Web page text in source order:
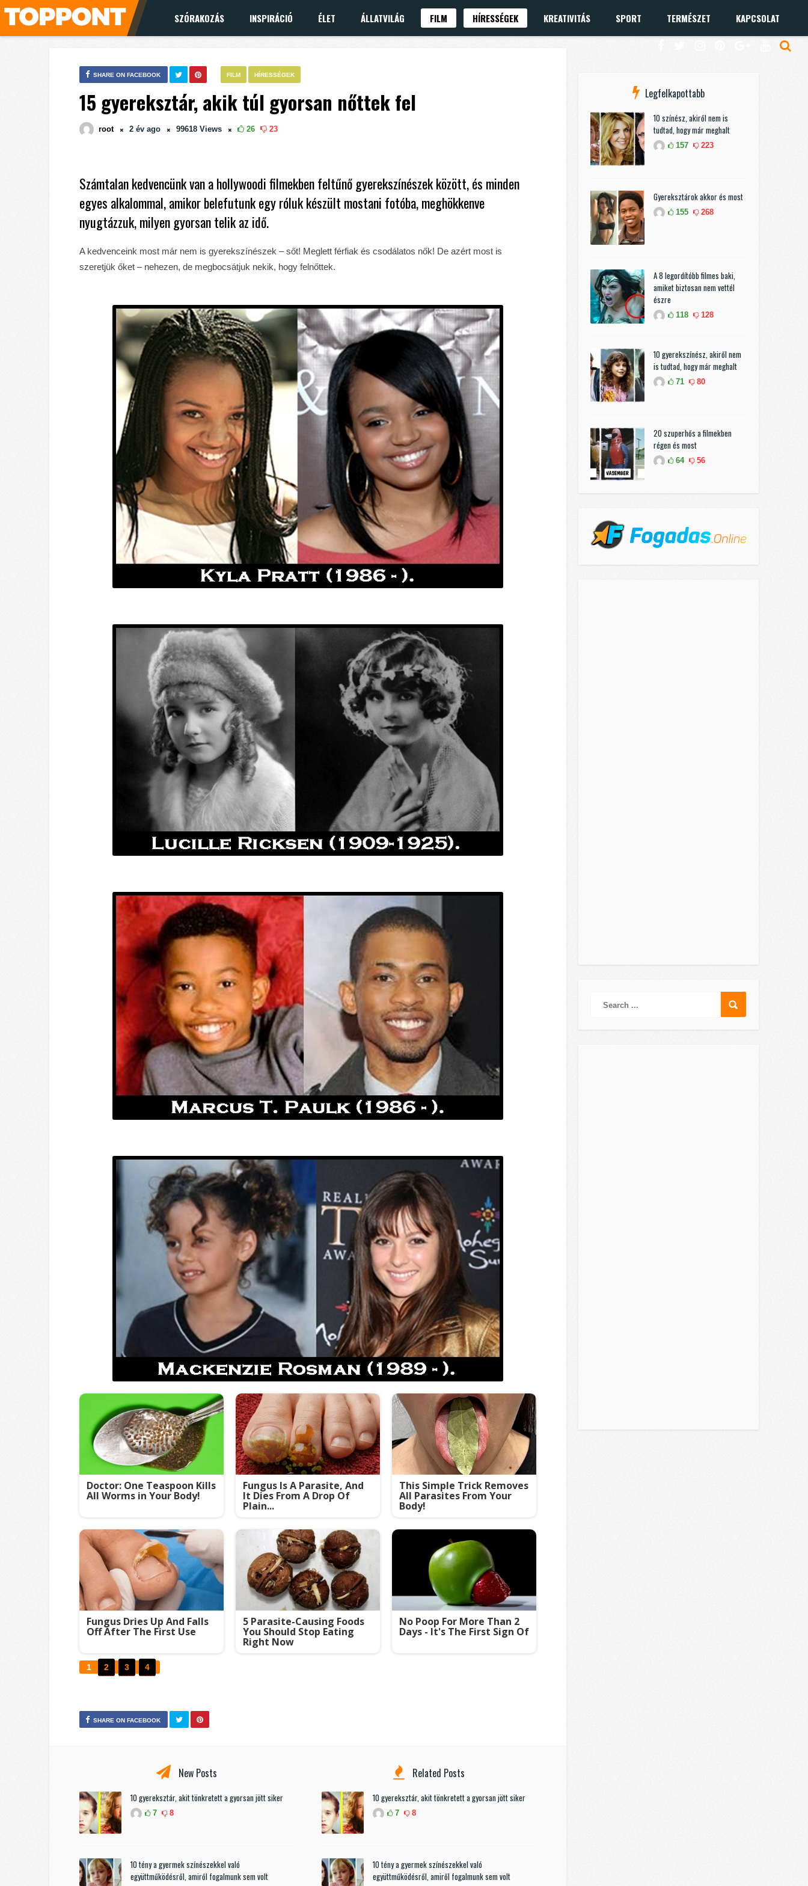
SZÓRAKOZÁS INSPIRÁCIÓ ÉLET ÁLLATVILÁG FILM HÍRESSÉGEK KREATIVITÁS SPORT TERMÉSZET KAPCSOLAT
FILM HÍRESSÉGEK
SHARE ON FACEBOOK
15 gyereksztár, akik túl gyorsan nőttek fel
root 2 év ago 99618 Views 26 23
Számtalan kedvencünk van a hollywoodi filmekben feltűnő gyerekszínészek között, és minden
egyes alkalommal, amikor belefutunk egy róluk készült mostani fotóba, meghökkenve
nyugtázzuk, milyen gyorsan telik az idő.
A kedvenceink most már nem is gyerekszínészek – sőt! Meglett férfiak és csodálatos nők! De azért most is
szeretjük őket – nehezen, de megbocsátjuk nekik, hogy felnőttek.
Doctor: One Teaspoon Kills
All Worms in Your Body!
Fungus Is A Parasite, And
It Dies From A Drop Of
Plain...
This Simple Trick Removes
All Parasites From Your
Body!
Fungus Dries Up And Falls
Off After The First Use
5 Parasite-Causing Foods
You Should Stop Eating
Right Now
No Poop For More Than 2
Days - It's The First Sign Of
1 2 3 4
SHARE ON FACEBOOK
New Posts
10 gyereksztár, akit tönkretett a gyorsan jött siker
7 8
10 tény a gyermek színészekkel való
együttműködésről, amiről fogalmunk sem volt
Related Posts
10 gyereksztár, akit tönkretett a gyorsan jött siker
7 8
10 tény a gyermek színészekkel való
együttműködésről, amiről fogalmunk sem volt
Legfelkapottabb
10 színész, akiről nem is
tudtad, hogy már meghalt
157 223
Gyereksztárok akkor és most
155 268
A 8 legordítóbb filmes baki,
amiket biztosan nem vettél
észre
118 128
10 gyerekszínész, akiről nem
is tudtad, hogy már meghalt
71 80
20 szuperhős a filmekben
régen és most
64 56